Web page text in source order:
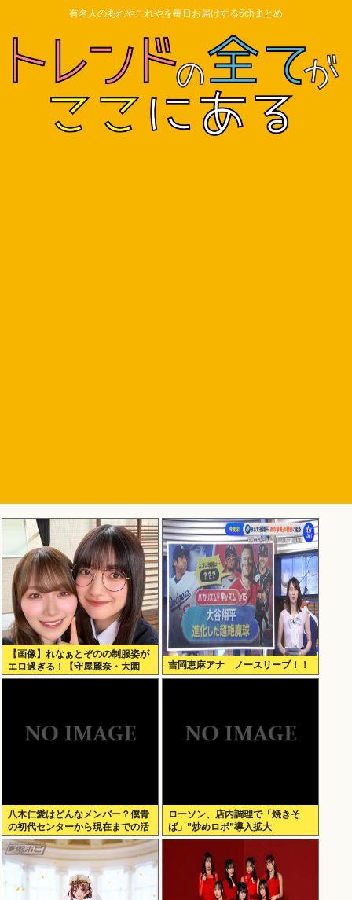
有名人のあれやこれやを毎日お届けする5chまとめ
【画像】れなぁとぞのの制服姿が
エロ過ぎる！【守屋麗奈・大園
玲】【櫻坂46】
吉岡恵麻アナ ノースリーブ！！
八木仁愛はどんなメンバー？僕青
の初代センターから現在までの活
動を紹介
ローソン、店内調理で「焼きそ
ば」”炒めロボ”導入拡大